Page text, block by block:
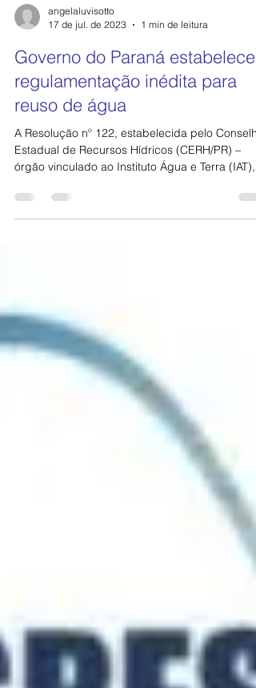
17 de jul. de 2023
1 min de leitura
Governo do Paraná estabelece
regulamentação inédita para
reuso de água
A Resolução nº 122, estabelecida pelo Conselho
órgão vinculado ao Instituto Água e Terra